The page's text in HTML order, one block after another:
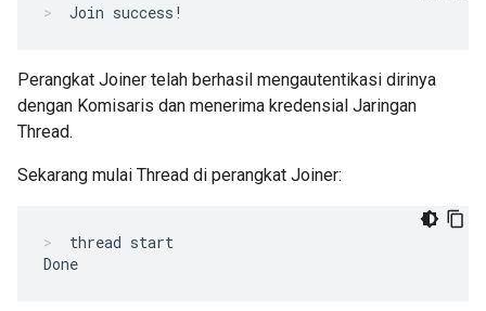
Join success!
Perangkat Joiner telah berhasil mengautentikasi dirinya
dengan Komisaris dan menerima kredensial Jaringan
Thread.
Sekarang mulai Thread di perangkat Joiner:
thread start